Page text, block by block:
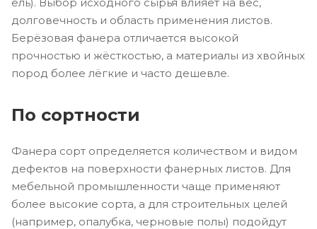
долговечность и область применения листов.
Берёзовая фанера отличается высокой
прочностью и жёсткостью, а материалы из хвойных
пород более лёгкие и часто дешевле.
По сортности
Фанера сорт определяется количеством и видом
дефектов на поверхности фанерных листов. Для
мебельной промышленности чаще применяют
более высокие сорта, а для строительных целей
(например, опалубка, черновые полы) подойдут